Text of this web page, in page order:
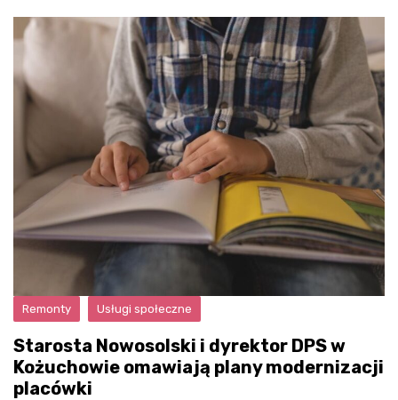
Remonty Usługi społeczne
Starosta Nowosolski i dyrektor DPS w
Kożuchowie omawiają plany modernizacji
placówki